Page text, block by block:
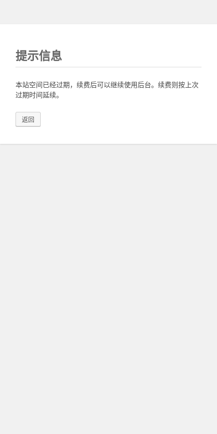
提示信息
本站空间已经过期，续费后可以继续使用后台。续费则按上次
过期时间延续。
返回